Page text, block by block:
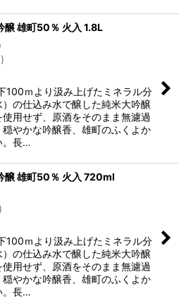
醸 雄町50％ 火入 1.8L
)
100ｍより汲み上げたミネラル分
の仕込み水で醸した純米大吟醸
用せず、原酒をそのまま無濾過
やかな吟醸香、雄町のふくよか
。長…
醸 雄町50％ 火入 720ml
)
100ｍより汲み上げたミネラル分
の仕込み水で醸した純米大吟醸
用せず、原酒をそのまま無濾過
やかな吟醸香、雄町のふくよか
。長…